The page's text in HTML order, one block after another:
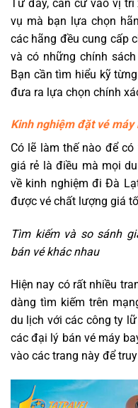
Từ đây, căn cứ vào vị
vụ mà bạn lựa chọn
các hãng đều cung cấp
và có những chính
Bạn cần tìm hiểu kỹ
đưa ra lựa chọn chính
Kinh nghiệm đặt vé
Có lẽ làm thế nào để
giá rẻ là điều mà mọi
về kinh nghiệm đi Đà
được vé chất lượng giá
Tìm kiếm và so sánh
bán vé khác nhau
Hiện nay có rất nhiều
dàng tìm kiếm trên
du lịch với các công ty
các đại lý bán vé máy
vào các trang này để